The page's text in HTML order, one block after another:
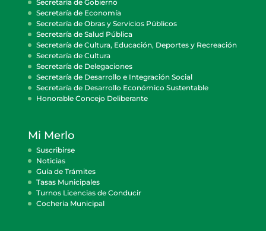
Secretaría de Gobierno
Secretaría de Economía
Secretaría de Obras y Servicios Públicos
Secretaría de Salud Pública
Secretaría de Cultura, Educación, Deportes y Recreación
Secretaría de Cultura
Secretaría de Delegaciones
Secretaría de Desarrollo e Integración Social
Secretaría de Desarrollo Económico Sustentable
Honorable Concejo Deliberante
Mi Merlo
Suscribirse
Noticias
Guía de Trámites
Tasas Municipales
Turnos Licencias de Conducir
Cocheria Municipal